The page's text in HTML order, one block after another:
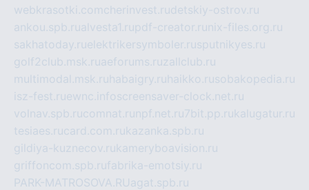
webkrasotki.comcherinvest.rudetskiy-ostrov.ru
ankou.spb.rualvesta1.rupdf-creator.ru nix-files.org.ru
sakhatoday.ruelektrikersymboler.rusputnikyes.ru
golf2club.msk.ruaeforums.ruzallclub.ru
multimodal.msk.ru habaigry.ru haikko.rusobakopedia.ru
isz-fest.ruewnc.infoscreensaver-clock.net.ru
volnav.spb.rucomnat.ru npf.net.ru 7bit.pp.rukalugatur.ru
tesiaes.rucard.com.rukazanka.spb.ru
gildiya-kuznecov.rukameryboavision.ru
griffoncom.spb.rufabrika-emotsiy.ru
PARK-MATROSOVA.RUagat.spb.ru